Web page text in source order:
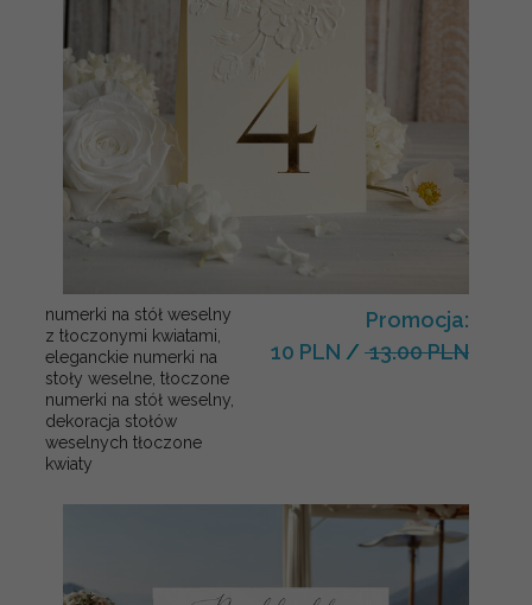
numerki na stół weselny
z tłoczonymi kwiatami,
eleganckie numerki na
stoły weselne, tłoczone
numerki na stół weselny,
dekoracja stołów
weselnych tłoczone
kwiaty
Promocja:
10 PLN / 13.00 PLN